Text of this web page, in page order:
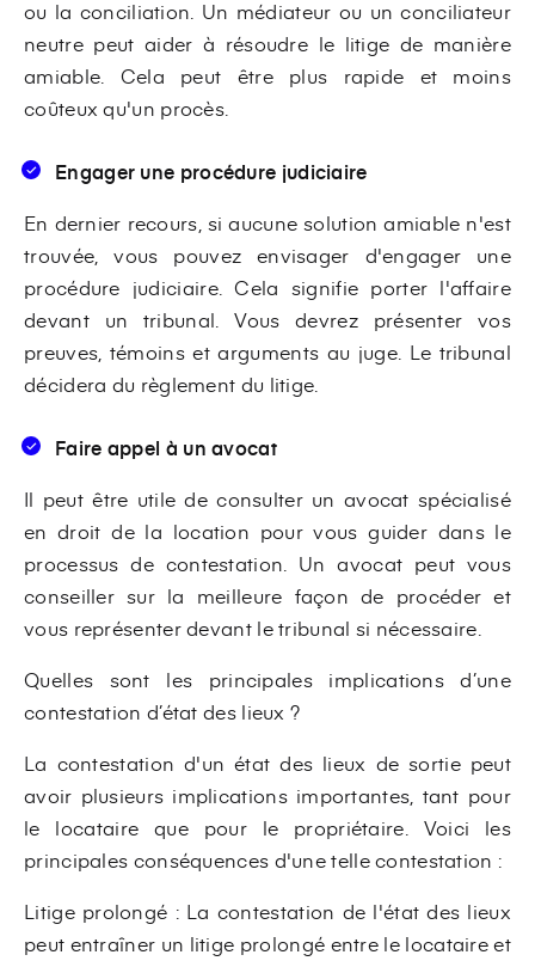
ou la conciliation. Un médiateur ou un conciliateur
neutre peut aider à résoudre le litige de manière
amiable. Cela peut être plus rapide et moins
coûteux qu'un procès.
Engager une procédure judiciaire
En dernier recours, si aucune solution amiable n'est
trouvée, vous pouvez envisager d'engager une
procédure judiciaire. Cela signifie porter l'affaire
devant un tribunal. Vous devrez présenter vos
preuves, témoins et arguments au juge. Le tribunal
décidera du règlement du litige.
Faire appel à un avocat
Il peut être utile de consulter un avocat spécialisé
en droit de la location pour vous guider dans le
processus de contestation. Un avocat peut vous
conseiller sur la meilleure façon de procéder et
vous représenter devant le tribunal si nécessaire.
Quelles sont les principales implications d’une
contestation d’état des lieux ?
La contestation d'un état des lieux de sortie peut
avoir plusieurs implications importantes, tant pour
le locataire que pour le propriétaire. Voici les
principales conséquences d'une telle contestation :
Litige prolongé : La contestation de l'état des lieux
peut entraîner un litige prolongé entre le locataire et